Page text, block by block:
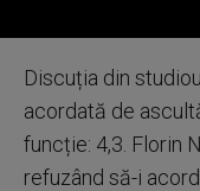
seconds
Discuția din
acordată de
funcție: 4,3. Florin
refuzând să-i